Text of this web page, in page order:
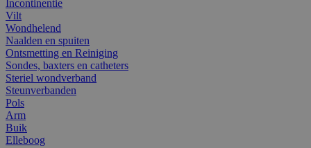
Incontinentie
Vilt
Wondhelend
Naalden en spuiten
Ontsmetting en Reiniging
Sondes, baxters en catheters
Steriel wondverband
Steunverbanden
Pols
Arm
Buik
Elleboog